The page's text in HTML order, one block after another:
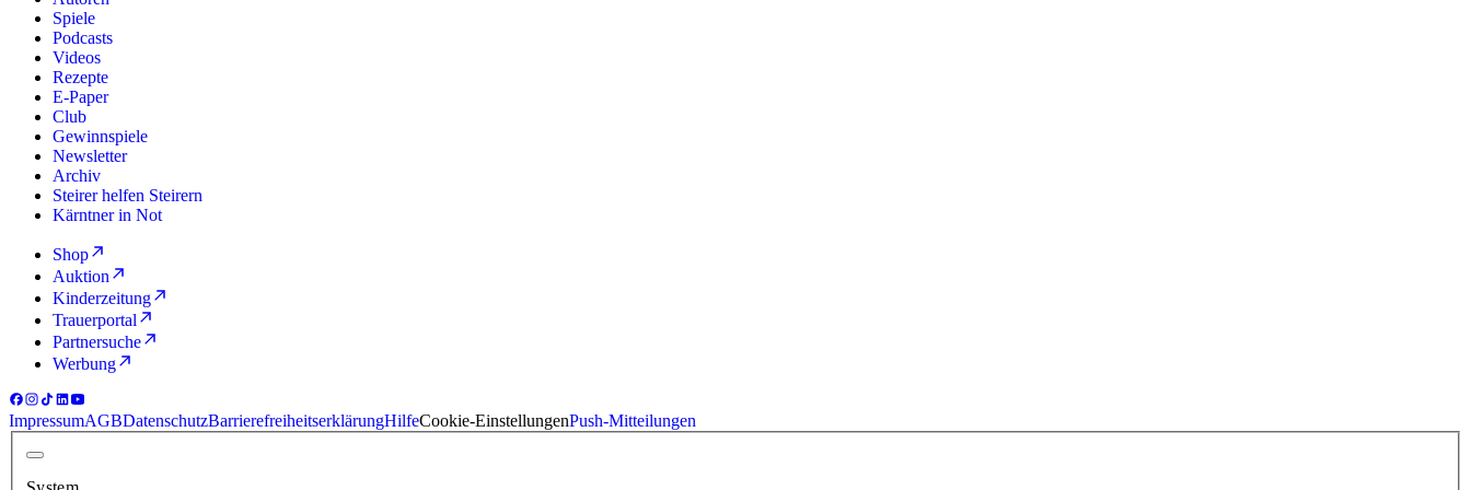
Spiele
Podcasts
Videos
Rezepte
E-Paper
Club
Gewinnspiele
Newsletter
Archiv
Steirer helfen Steirern
Kärntner in Not
Shop
Auktion
Kinderzeitung
Trauerportal
Partnersuche
Werbung
ImpressumAGBDatenschutzBarrierefreiheitserklärungHilfeCookie-EinstellungenPush-Mitteilungen